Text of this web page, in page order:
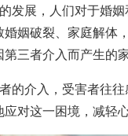
发展，人们对于婚
姻破裂、家庭解体
三者介入而产生的家
的介入，受害者往
对这一困境，减轻心